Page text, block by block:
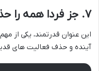
۷. جز فردا همه را حذف کنید
این عنوان قدرتمند، یکی از
آینده و حذف فعالیت های